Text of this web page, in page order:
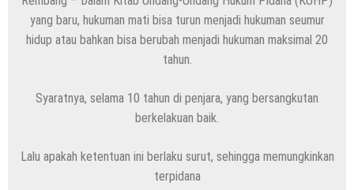
yang baru, hukuman mati bisa turun menjadi hukuman seumur
hidup atau bahkan bisa berubah menjadi hukuman maksimal 20
tahun.
Syaratnya, selama 10 tahun di penjara, yang bersangkutan
berkelakuan baik.
Lalu apakah ketentuan ini berlaku surut, sehingga memungkinkan
terpidana